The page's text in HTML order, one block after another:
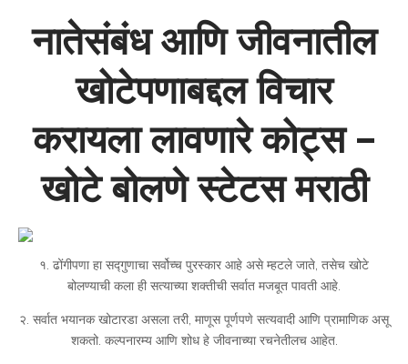
नातेसंबंध आणि जीवनातील
खोटेपणाबद्दल विचार
करायला लावणारे कोट्स –
खोटे बोलणे स्टेटस मराठी
१. ढोंगीपणा हा सद्गुणाचा सर्वोच्च पुरस्कार आहे असे म्हटले जाते, तसेच खोटे
बोलण्याची कला ही सत्याच्या शक्तीची सर्वात मजबूत पावती आहे.
२. सर्वात भयानक खोटारडा असला तरी, माणूस पूर्णपणे सत्यवादी आणि प्रामाणिक असू
शकतो. कल्पनारम्य आणि शोध हे जीवनाच्या रचनेतीलच आहेत.